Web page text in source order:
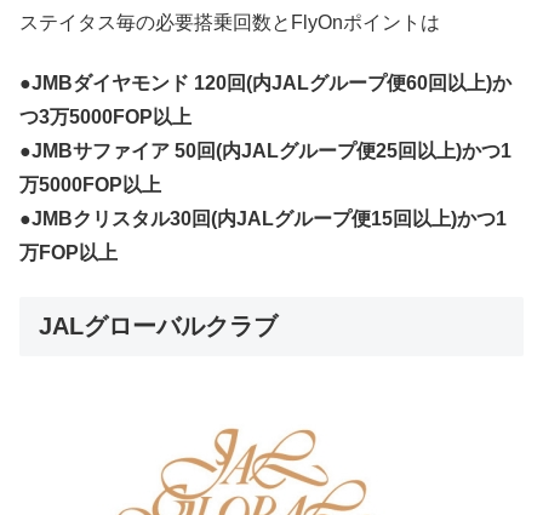
ステイタス毎の必要搭乗回数とFlyOnポイントは
●JMBダイヤモンド 120回(内JALグループ便60回以上)か
つ3万5000FOP以上
●JMBサファイア 50回(内JALグループ便25回以上)かつ1
万5000FOP以上
●JMBクリスタル30回(内JALグループ便15回以上)かつ1
万FOP以上
JALグローバルクラブ